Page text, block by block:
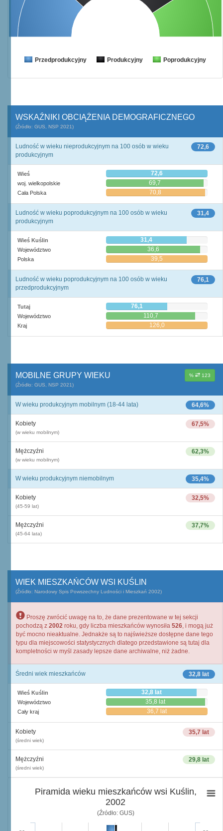
Przedprodukcyjny Produkcyjny Poprodukcyjny
WSKAŹNIKI OBCIĄŻENIA DEMOGRAFICZNEGO
(Źródło: GUS, NSP 2021)
72,6
Ludność w wieku nieprodukcyjnym na 100 osób w wieku
produkcyjnym
Wieś 72,6
woj. wielkopolskie 69,7
Cała Polska 70,8
31,4
Ludność w wieku poprodukcyjnym na 100 osób w wieku
produkcyjnym
Wieś Kuślin 31,4
Województwo 36,6
Polska 39,5
76,1
Ludność w wieku poprodukcyjnym na 100 osób w wieku
przedprodukcyjnym
Tutaj 76,1
Województwo 110,7
Kraj 126,0
% 123
MOBILNE GRUPY WIEKU
(Źródło: GUS, NSP 2021)
64,6%
W wieku produkcyjnym mobilnym (18-44 lata)
67,5%
Kobiety
(w wieku mobilnym)
62,3%
Mężczyźni
(w wieku mobilnym)
35,4%
W wieku produkcyjnym niemobilnym
32,5%
Kobiety
(45-59 lat)
37,7%
Mężczyźni
(45-64 lata)
WIEK MIESZKAŃCÓW WSI KUŚLIN
(Źródło: Narodowy Spis Powszechny Ludności i Mieszkań 2002)
Proszę zwrócić uwagę na to, że dane prezentowane w tej sekcji
pochodzą z 2002 roku, gdy liczba mieszkańców wynosiła 526, i mogą już
być mocno nieaktualne. Jednakże są to najświeższe dostępne dane tego
typu dla miejscowości statystycznych dlatego przedstawione są tutaj dla
kompletności w myśl zasady lepsze dane archiwalne, niż żadne.
32,8 lat
Średni wiek mieszkańców
Wieś Kuślin 32,8 lat
Województwo 35,8 lat
Cały kraj 36,7 lat
35,7 lat
Kobiety
(średni wiek)
29,8 lat
Mężczyźni
(średni wiek)
Piramida wieku mieszkańców wsi Kuślin,
2002
(Źródło: GUS)